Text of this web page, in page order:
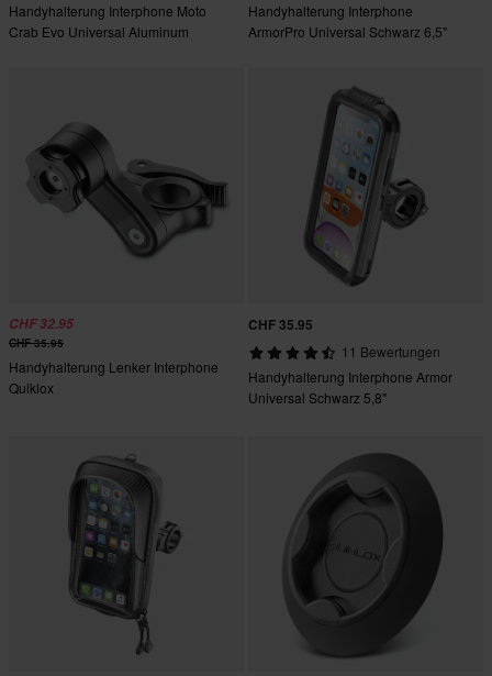
Handyhalterung Interphone Moto
Crab Evo Universal Aluminum
Handyhalterung Interphone
ArmorPro Universal Schwarz 6,5"
CHF 32.95
CHF 35.95
Handyhalterung Lenker Interphone
Quiklox
CHF 35.95
11 Bewertungen
Handyhalterung Interphone Armor
Universal Schwarz 5,8"